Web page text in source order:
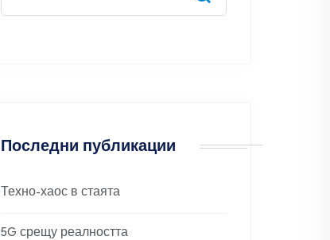
Последни публикации
Техно-хаос в стаята
5G срещу реалността